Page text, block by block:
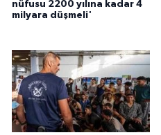
nüfusu 2200 yılına kadar 4
milyara düşmeli'